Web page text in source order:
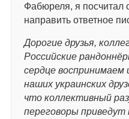
Фабюреля, я посчитал
направить ответное
Дорогие друзья,
Российские
сердце
наших украинских
что коллективный
переговоры